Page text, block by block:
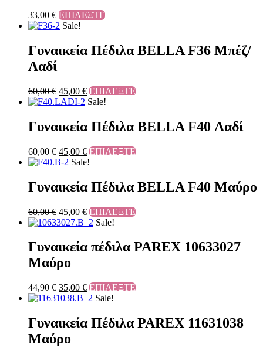
33,00 € ΕΠΙΛΕΞΤΕ
Sale!
Γυναικεία Πέδιλα BELLA F36 Μπέζ/
Λαδί
60,00€ 45,00 € ΕΠΙΛΕΞΤΕ
Sale!
Γυναικεία Πέδιλα BELLA F40 Λαδί
60,00€ 45,00 € ΕΠΙΛΕΞΤΕ
Sale!
Γυναικεία Πέδιλα BELLA F40 Μαύρο
60,00€ 45,00 € ΕΠΙΛΕΞΤΕ
Sale!
Γυναικεία πέδιλα PAREX 10633027
Μαύρο
44,90€ 35,00 € ΕΠΙΛΕΞΤΕ
Sale!
Γυναικεία Πέδιλα PAREX 11631038
Μαύρο